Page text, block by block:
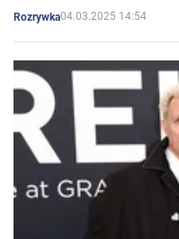
Rozrywka04.03.2025 14:54